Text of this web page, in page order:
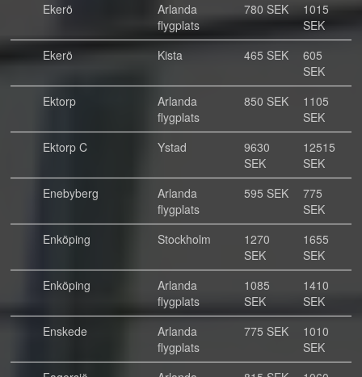
Ekerö
Arlanda
flygplats
780 SEK
1015
SEK
Ekerö
Kista 465 SEK
605
SEK
Ektorp
Arlanda
flygplats
850 SEK
1105
SEK
Ektorp C
Ystad
9630
SEK
12515
SEK
Enebyberg
Arlanda
flygplats
595 SEK
775
SEK
Enköping
Stockholm
1270
SEK
1655
SEK
Enköping
Arlanda
flygplats
1085
SEK
1410
SEK
Enskede
Arlanda
flygplats
775 SEK
1010
SEK